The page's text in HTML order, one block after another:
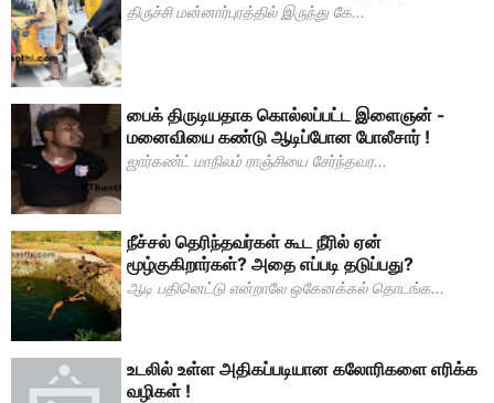
திருச்சி மன்னார்புரத்தில் இருந்து கே...
பைக் திருடியதாக கொல்லப்பட்ட இளைஞன் -
மனைவியை கண்டு ஆடிப்போன போலீசார் !
ஜார்கண்ட் மாநிலம் ராஞ்சியை சேர்ந்தவர...
நீச்சல் தெரிந்தவர்கள் கூட நீரில் ஏன்
மூழ்குகிறார்கள்? அதை எப்படி தடுப்பது?
ஆடி பதினெட்டு என்றாலே ஒகேனக்கல் தொடங்க...
உடலில் உள்ள அதிகப்படியான கலோரிகளை எரிக்க
வழிகள் !